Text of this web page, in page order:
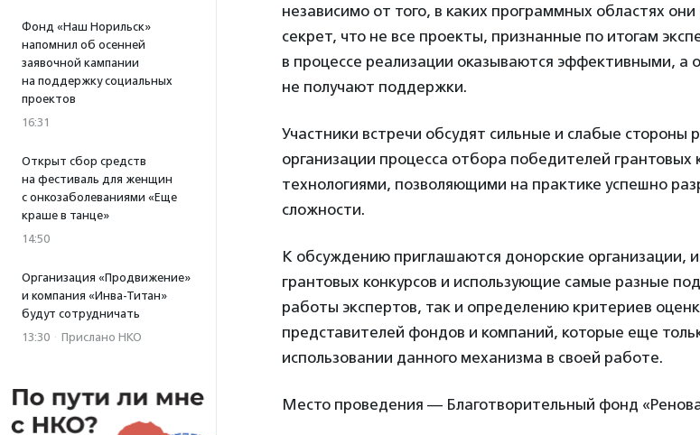
Фонд «Наш Норильск»
напомнил об осенней
заявочной кампании
на поддержку социальных
проектов
16:31
Открыт сбор средств
на фестиваль для женщин
с онкозаболеваниями «Еще
краше в танце»
14:50
Организация «Продвижение»
и компания «Инва-Титан»
будут сотрудничать
13:30 · Прислано НКО
независимо от того, в каких программных областях
секрет, что не все проекты, признанные по итогам
в процессе реализации оказываются эффективными, а
не получают поддержки.
Участники встречи обсудят сильные и слабые стороны
организации процесса отбора победителей грантовых
технологиями, позволяющими на практике успешно
сложности.
К обсуждению приглашаются донорские
грантовых конкурсов и использующие самые разные
работы экспертов, так и определению критериев
представителей фондов и компаний, которые еще
использовании данного механизма в своей работе.
Место проведения — Благотворительный фонд